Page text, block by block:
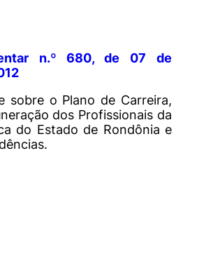
n.º 680, de 07 de
sobre o Plano de Carreira,
dos Profissionais da
do Estado de Rondônia e